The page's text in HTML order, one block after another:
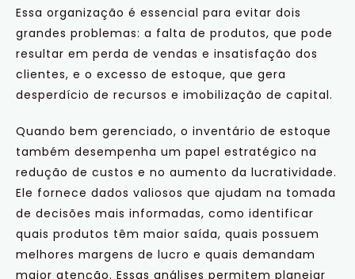
Essa organização é essencial para evitar dois
grandes problemas: a falta de produtos, que pode
resultar em perda de vendas e insatisfação dos
clientes, e o excesso de estoque, que gera
desperdício de recursos e imobilização de capital.
Quando bem gerenciado, o inventário de estoque
também desempenha um papel estratégico na
redução de custos e no aumento da lucratividade.
Ele fornece dados valiosos que ajudam na tomada
de decisões mais informadas, como identificar
quais produtos têm maior saída, quais possuem
melhores margens de lucro e quais demandam
maior atenção. Essas análises permitem planejar